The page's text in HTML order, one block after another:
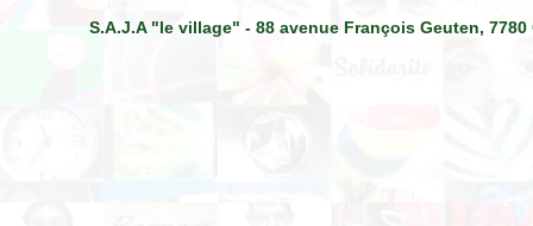
S.A.J.A "le village" - 88 avenue François Geuten,